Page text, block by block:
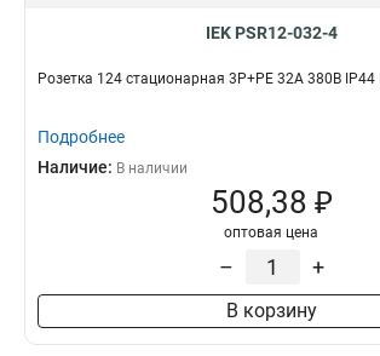
IEK PSR12-032-4
Розетка 124 стационарная 3Р+РЕ 32А 380В
Подробнее
Наличие: В наличии
508,38 ₽
оптовая цена
– +
В корзину